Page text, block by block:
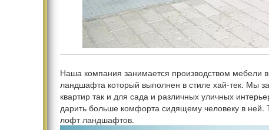
Наша компания занимается производством мебели
ландшафта который выполнен в стиле хай-тек. Мы
квартир так и для сада и различных уличных
дарить больше комфорта сидящему человеку в ней.
лофт ландшафтов.